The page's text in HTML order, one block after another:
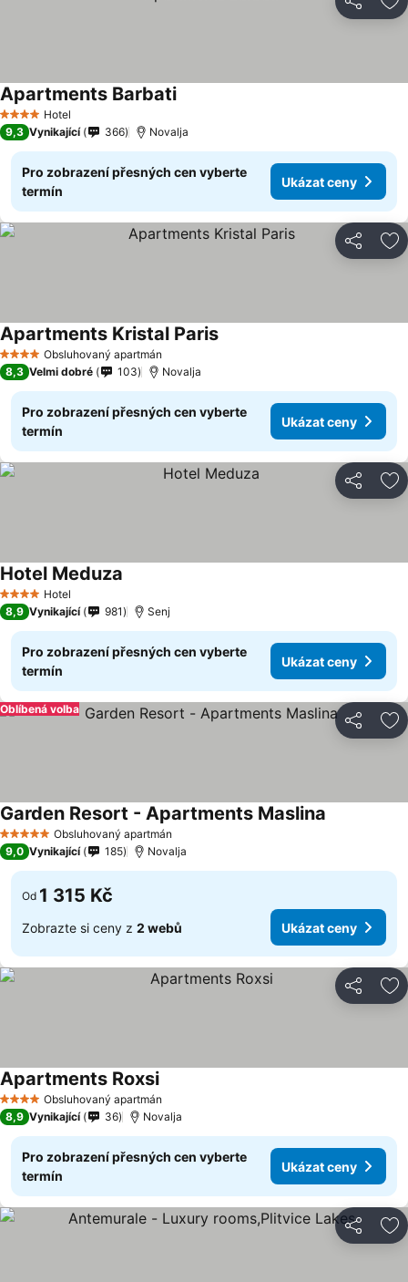
Sdílet
4 Počet hvězdiček
Hotel
Apartments BarbatiUkázat ceny
9,3 Vynikající 366 Novalja
Pro zobrazení přesných cen vyberte
termín
Ukázat ceny
Sdílet
4 Počet hvězdiček
Obsluhovaný apartmán
Apartments Kristal ParisUkázat ceny
8,3 Velmi dobré 103 Novalja
Pro zobrazení přesných cen vyberte
termín
Ukázat ceny
Sdílet
4 Počet hvězdiček
Hotel
Hotel Meduza
8,9 Vynikající 981 Senj
Pro zobrazení přesných cen vyberte
termín
Ukázat ceny
Sdílet
Oblíbená volba
5 Počet hvězdičekObsluhovaný apartmán
Garden Resort - Apartments Maslina
9,0 Vynikající 185 Novalja
Od 1 315 Kč
Zobrazte si ceny z 2 webů Ukázat ceny
Sdílet
4 Počet hvězdiček
Obsluhovaný apartmán
Apartments RoxsiUkázat ceny
8,9 Vynikající 36 Novalja
Pro zobrazení přesných cen vyberte
termín
Ukázat ceny
Sdílet